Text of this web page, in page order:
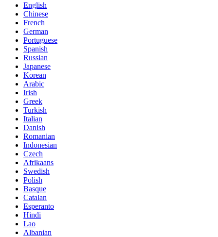
English
Chinese
French
German
Portuguese
Spanish
Russian
Japanese
Korean
Arabic
Irish
Greek
Turkish
Italian
Danish
Romanian
Indonesian
Czech
Afrikaans
Swedish
Polish
Basque
Catalan
Esperanto
Hindi
Lao
Albanian